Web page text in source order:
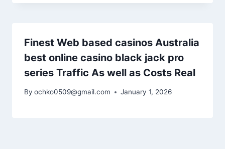
Finest Web based casinos Australia
best online casino black jack pro
series Traffic As well as Costs Real
By ochko0509@gmail.com January 1, 2026